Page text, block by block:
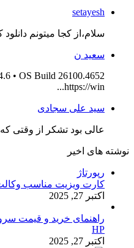
setayesh
سلام،از کجا میتونم
سعید ن
• OS Build 26100.4652
https://win...
سید علی سجادی
عالی بود تشکر از وقتی
نوشته های اخیر
رپورتاژ
کارت ویزیت مناسب
اکتبر 27, 2025
راهنمای خرید و قیمت
HP
اکتبر 27, 2025